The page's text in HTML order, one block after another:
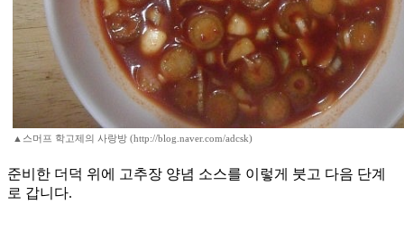
▲스머프 학고제의 사랑방 (http://blog.naver.com/adcsk)
준비한 더덕 위에 고추장 양념 소스를 이렇게 붓고 다음 단계
로 갑니다.